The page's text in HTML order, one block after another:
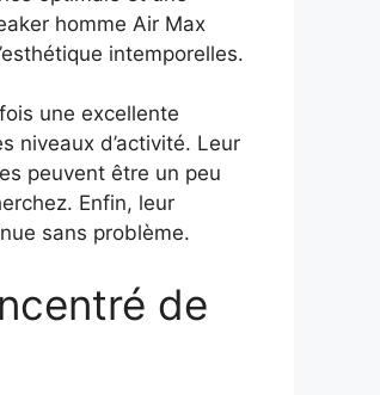
homme Air Max
intemporelles.
une excellente
niveaux d’activité. Leur
peuvent être un peu
Enfin, leur
sans problème.
de